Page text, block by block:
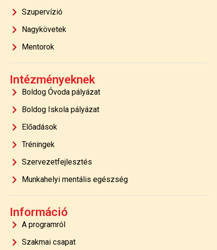
Szupervízió
Nagykövetek
Mentorok
Intézményeknek
Boldog Óvoda pályázat
Boldog Iskola pályázat
Előadások
Tréningek
Szervezetfejlesztés
Munkahelyi mentális egészség
Információ
A programról
Szakmai csapat